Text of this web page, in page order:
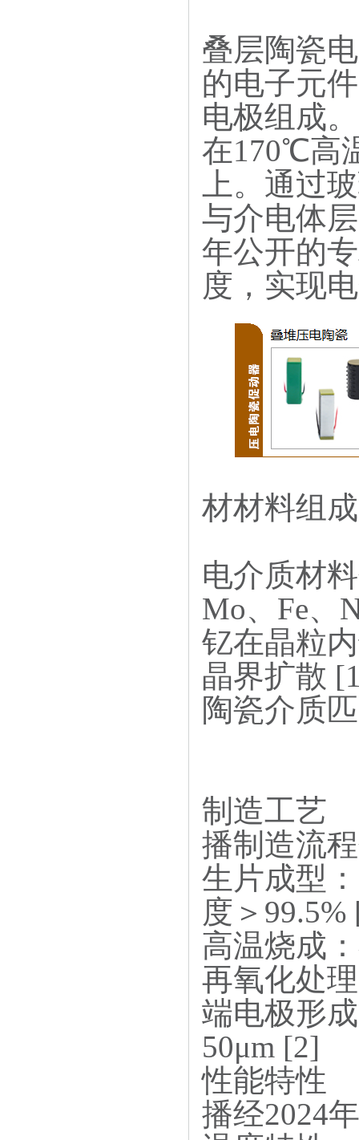
叠层陶瓷
的电子元
电极组成
在170℃高
上。通过
与介电体
年公开的
度，实现
材材料组成
电介质材
Mo、Fe、
钇在晶粒
晶界扩散
陶瓷介质
制造工艺
播制造流
生片成型
度＞99.5%
高温烧成
再氧化处
端电极形
50μm [2]
性能特性
播经2024